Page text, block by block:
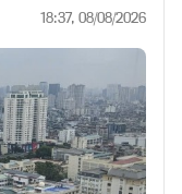
18:37, 08/08/2026